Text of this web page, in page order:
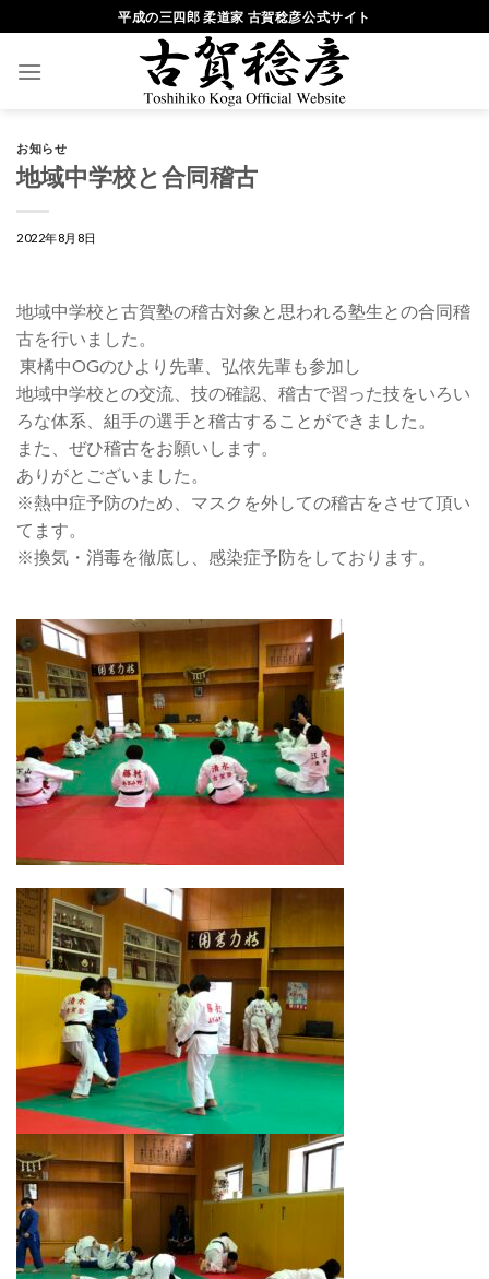
to
content
平成の三四郎 柔道家 古賀稔彦公式サイト
お知らせ
地域中学校と合同稽古
2022年8月8日
地域中学校と古賀塾の稽古対象と思われる塾生との合同稽
古を行いました。
東橘中OGのひより先輩、弘依先輩も参加し
地域中学校との交流、技の確認、稽古で習った技をいろい
ろな体系、組手の選手と稽古することができました。
また、ぜひ稽古をお願いします。
ありがとございました。
※熱中症予防のため、マスクを外しての稽古をさせて頂い
てます。
※換気・消毒を徹底し、感染症予防をしております。